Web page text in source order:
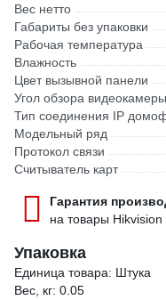
Вес нетто
Габариты без упаковки
Рабочая температура
Влажность
Цвет вызывной панели
Угол обзора видеокамеры
Тип соединения IP
Модельный ряд
Протокол связи
Считыватель карт
Гарантия
на товары Hikvision
Упаковка
Единица товара: Штука
Вес, кг: 0.05